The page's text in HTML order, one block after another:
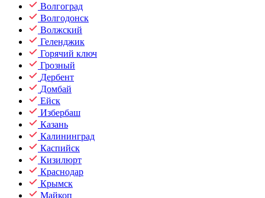
Волгоград
Волгодонск
Волжский
Геленджик
Горячий ключ
Грозный
Дербент
Домбай
Ейск
Избербаш
Казань
Калининград
Каспийск
Кизилюрт
Краснодар
Крымск
Майкоп